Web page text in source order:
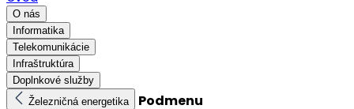
O nás
Informatika
Telekomunikácie
Infraštruktúra
Doplnkové služby
Železničná energetika
Podmenu